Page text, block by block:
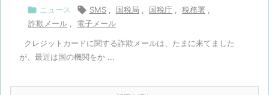
 ニュース  SMS 国税局 国税庁 税務署
詐欺メール
電子メール
クレジットカードに関する詐欺メールは、たまに来てました
が、最近は国の機関をか ...